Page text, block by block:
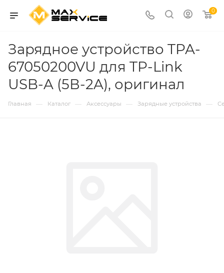
0
Зарядное устройство TPA-
67050200VU для TP-Link
USB-A (5В-2A), оригинал
Главная — Каталог — Аксессуары — Зарядные устройства —